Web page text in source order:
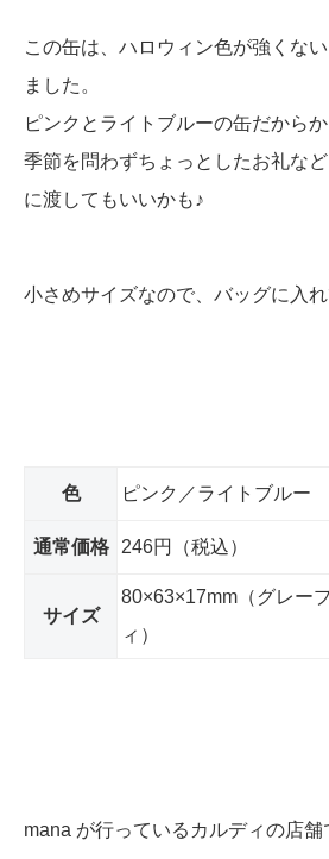
この缶は、ハロウィン色が強くな
ました。
ピンクとライトブルーの缶だからか
季節を問わずちょっとしたお礼な
に渡してもいいかも♪
小さめサイズなので、バッグに入れ
色 ピンク／ライトブルー
通常価格 246円（税込）
サイズ
80×63×17mm（グレー
ィ）
mana が行っているカルディの店